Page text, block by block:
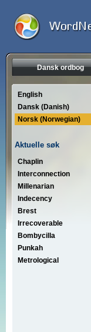
Dansk ordbog
English
Dansk (Danish)
Norsk (Norwegian)
Aktuelle søk
Chaplin
Interconnection
Millenarian
Indecency
Brest
Irrecoverable
Bombycilla
Punkah
Metrological